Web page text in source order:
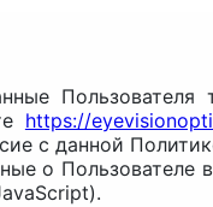
https://
с данной
о